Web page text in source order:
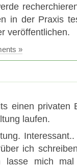
in der Praxis
veröffentlichen.
»
einen privaten
laufen.
ich
mich mal